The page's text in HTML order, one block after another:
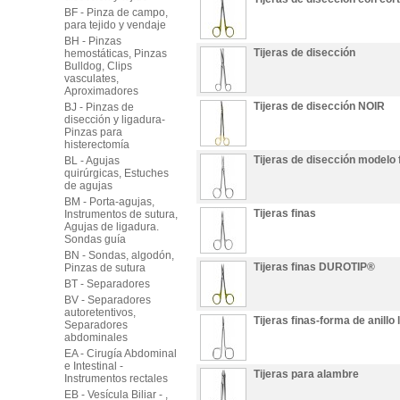
BF - Pinza de campo,
para tejido y vendaje
BH - Pinzas
hemostáticas, Pinzas
Bulldog, Clips
vasculates,
Aproximadores
BJ - Pinzas de
disección y ligadura-
Pinzas para
histerectomía
BL - Agujas
quirúrgicas, Estuches
de agujas
BM - Porta-agujas,
Instrumentos de sutura,
Agujas de ligadura.
Sondas guía
BN - Sondas, algodón,
Pinzas de sutura
BT - Separadores
BV - Separadores
autoretentivos,
Separadores
abdominales
EA - Cirugía Abdominal
e Intestinal -
Instrumentos rectales
EB - Vesícula Biliar - ,
Tijeras de disección
Tijeras de disección NOIR
Tijeras de disección modelo
Tijeras finas
Tijeras finas DUROTIP®
Tijeras finas-forma de anillo
Tijeras para alambre